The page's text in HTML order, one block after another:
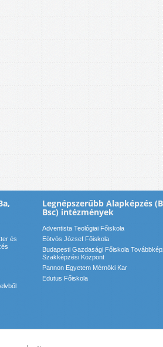
és
Legnépszerűbb Alapképzés
Bsc) intézmények
Adventista Teológiai Főiskola
Eötvös József Főiskola
Budapesti Gazdasági Főiskola
Szakképzési Központ
Pannon Egyetem Mérnöki Kar
Edutus Főiskola